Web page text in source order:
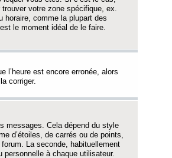
votre zone spécifique, ex.
horaire, comme la plupart des
le moment idéal de le faire.
l’heure est encore erronée, alors
corriger.
messages. Cela dépend du style
d’étoiles, de carrés ou de points,
La seconde, habituellement
personnelle à chaque utilisateur.